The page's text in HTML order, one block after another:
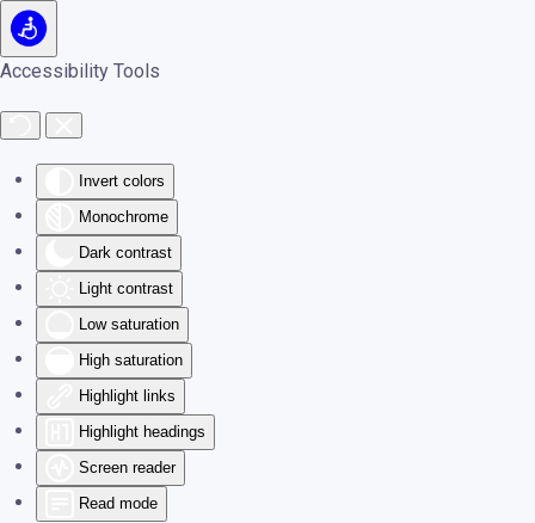
Accessibility Tools
Invert colors
Monochrome
Dark contrast
Light contrast
Low saturation
High saturation
Highlight links
Highlight headings
Screen reader
Read mode
Skip to main content